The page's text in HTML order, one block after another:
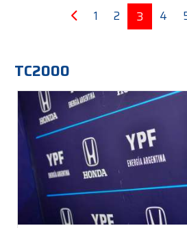
1 2 3 4
TC2000